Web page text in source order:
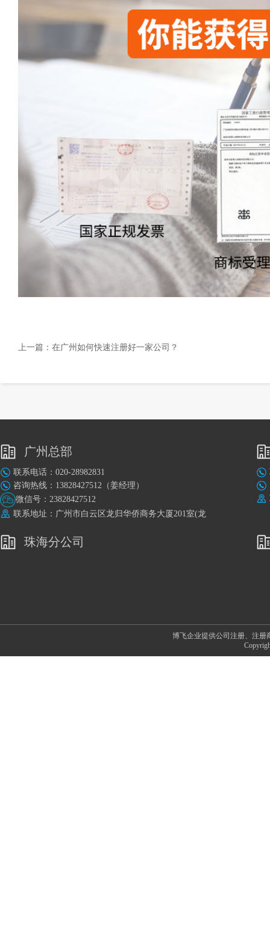
上一篇： 在广州如何快速注册好一家公司？
广州总部
联系电话：020-28982831
咨询热线：13828427512（姜经理）
微信号：23828427512
联系地址：广州市白云区龙归华侨商务大厦201室(龙
珠海分公司
博飞企业提供公司注册、注册